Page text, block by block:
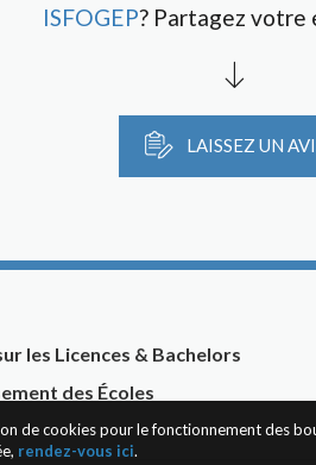
ISFOGEP? Partagez votre
LAISSEZ UN
les Licences & Bachelors
des Écoles
de cookies pour le fonctionnement des
rendez-vous ici.